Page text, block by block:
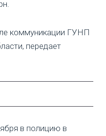
коммуникации ГУНП
передает
в полицию в